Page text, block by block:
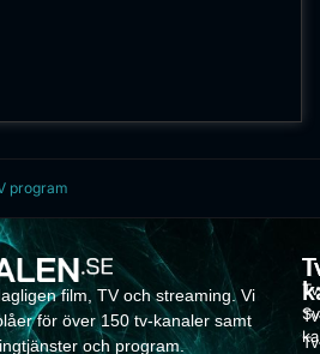
program
film, TV och streaming. Vi
för över 150 tv-kanaler samt
och program.